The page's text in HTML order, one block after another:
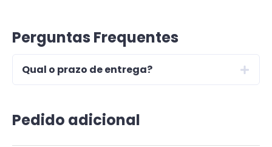
Perguntas Frequentes
Qual o prazo de entrega?
Pedido adicional